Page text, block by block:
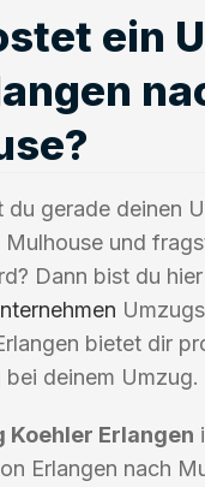
ein
du gerade deinen
Mulhouse und
Dann bist du
bietet dir
deinem Umzug.
Koehler Erlangen
Erlangen nach